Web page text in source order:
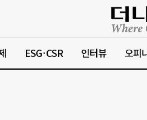
ESG·CSR 인터뷰 오피